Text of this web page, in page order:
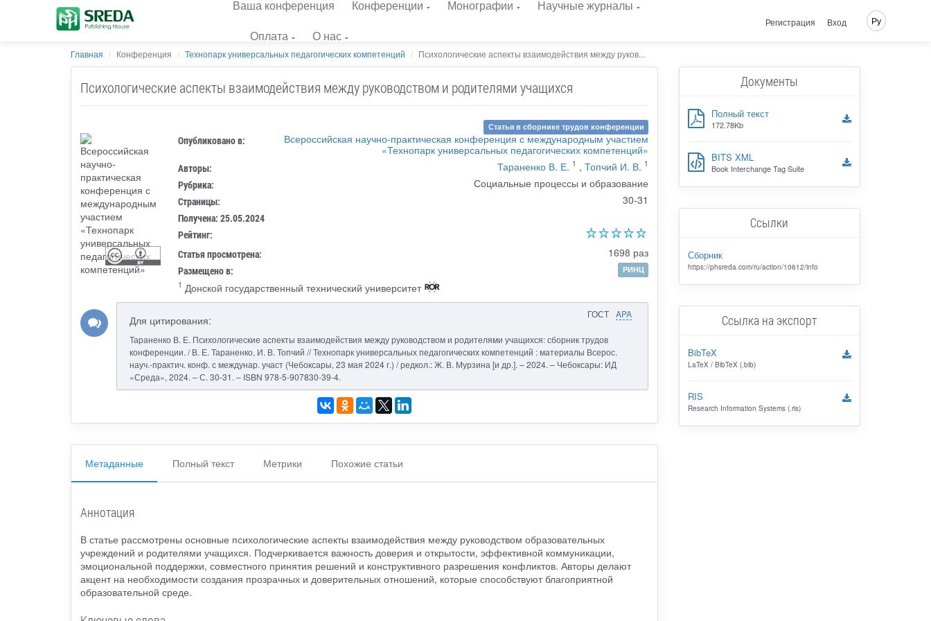
Ваша конференция Конференции Монографии
Научные журналы
Оплата
О нас
Регистрация Вход Ру
Главная Конференция Технопарк универсальных педагогических компетенций Психологические аспекты взаимодействия между руков...
Психологические аспекты взаимодействия между руководством и родителями учащихся
Статья в сборнике трудов конференции
Опубликовано в:
Всероссийская научно-практическая конференция с международным участием
«Технопарк универсальных педагогических компетенций»
Авторы: Тараненко В. Е. 1 , Топчий И. В. 1
Рубрика: Социальные процессы и образование
Страницы: 30-31
Получена: 25.05.2024
Рейтинг:
Статья просмотрена:
1698 раз
Размещено в:
РИНЦ
1 Донской государственный технический университет
ГОСТ APA
Для цитирования:
Тараненко В. Е. Психологические аспекты взаимодействия между руководством и родителями учащихся: сборник трудов
конференции. / В. Е. Тараненко, И. В. Топчий // Технопарк универсальных педагогических компетенций : материалы Всерос.
науч.-практич. конф. с междунар. участ (Чебоксары, 23 мая 2024 г.) / редкол.: Ж. В. Мурзина [и др.]. – 2024. – Чебоксары: ИД
«Среда», 2024. – С. 30-31. – ISBN 978-5-907830-39-4.
Метаданные Полный текст Метрики Похожие статьи
Аннотация
В статье рассмотрены основные психологические аспекты взаимодействия между руководством образовательных
учреждений и родителями учащихся. Подчеркивается важность доверия и открытости, эффективной коммуникации,
эмоциональной поддержки, совместного принятия решений и конструктивного разрешения конфликтов. Авторы делают
акцент на необходимости создания прозрачных и доверительных отношений, которые способствуют благоприятной
образовательной среде.
Документы
Полный текст
172.78Kb
BITS XML
Book Interchange Tag Suite
Ссылки
Сборник
https://phsreda.com/ru/action/10612/info
Ссылка на экспорт
BibTeX
LaTeX / BibTeX (.bib)
RIS
Research Information Systems (.ris)